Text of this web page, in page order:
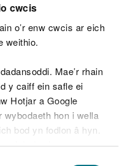
cwcis
o’r enw cwcis ar eich
weithio.
Mae’r rhain
y caiff ein safle ei
Hotjar a Google
wybodaeth hon i wella
bod yn fodlon â hyn.
eich dewis.
fel sinc, plwm,
afonydd Cymru o
sy’n achosi i 6%
chyflawni statws
llygredd yn
poblogaethau
infertebratau.
mae Cyfoeth